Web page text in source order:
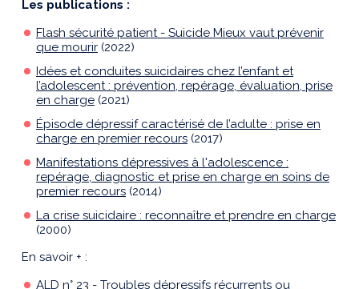
Les publications :
Flash sécurité patient - Suicide Mieux vaut prévenir
que mourir (2022)
Idées et conduites suicidaires chez l’enfant et
l’adolescent : prévention, repérage, évaluation, prise
en charge (2021)
Épisode dépressif caractérisé de l’adulte : prise en
charge en premier recours (2017)
Manifestations dépressives à l'adolescence :
repérage, diagnostic et prise en charge en soins de
premier recours (2014)
La crise suicidaire : reconnaître et prendre en charge
(2000)
En savoir + :
ALD n° 23 - Troubles dépressifs récurrents ou